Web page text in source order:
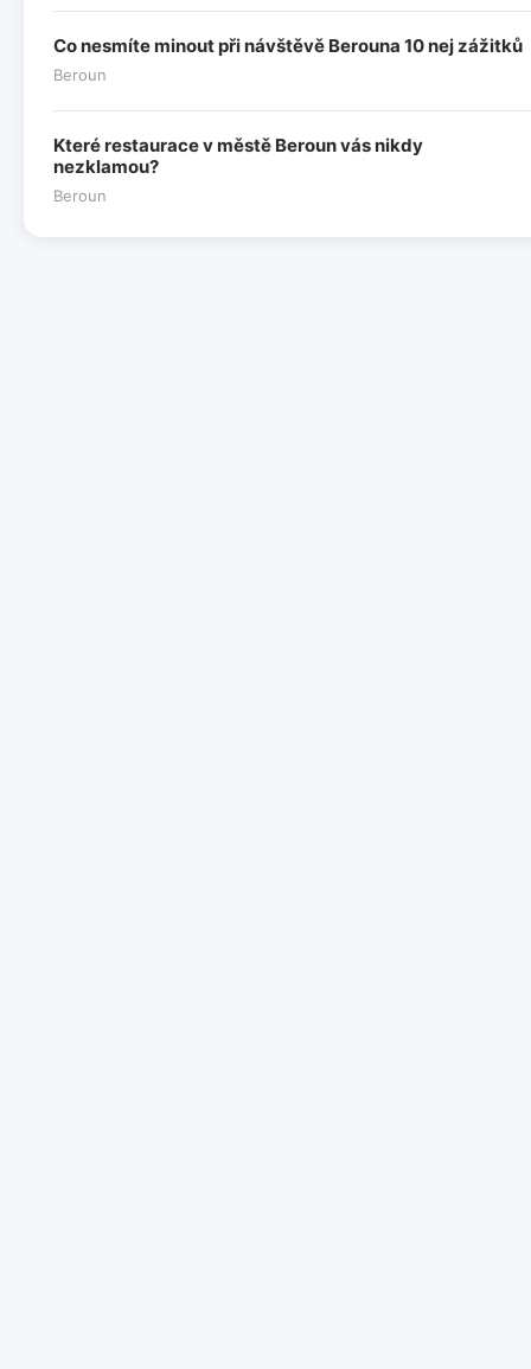
Co nesmíte minout při návštěvě Berouna 10 nej zážitků
Beroun
Které restaurace v městě Beroun vás nikdy
nezklamou?
Beroun